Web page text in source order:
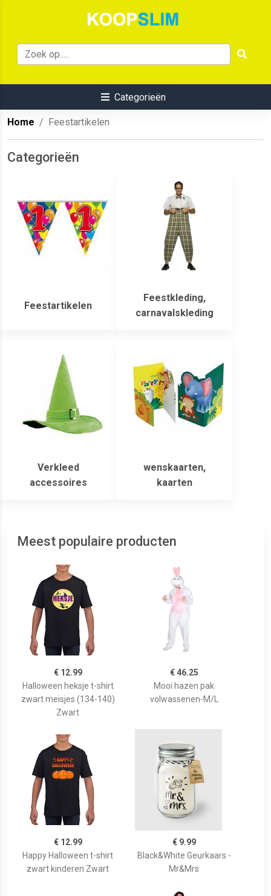
Categorieën
Home Feestartikelen
Categorieën
Feestartikelen
Feestkleding,
carnavalskleding
Verkleed
accessoires
wenskaarten,
kaarten
Meest populaire producten
€ 12.99
Halloween heksje t-shirt
zwart meisjes (134-140)
Zwart
€ 46.25
Mooi hazen pak
volwassenen-M/L
€ 12.99
Happy Halloween t-shirt
zwart kinderen Zwart
€ 9.99
Black&White Geurkaars -
Mr&Mrs